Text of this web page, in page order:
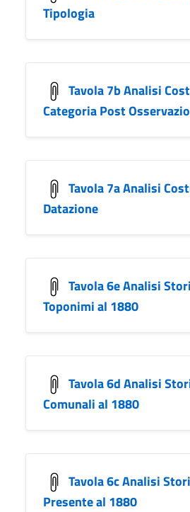
Tipologia
Tavola 7b Analisi
Categoria Post
Tavola 7a Analisi
Datazione
Tavola 6e Analisi
Toponimi al 1880
Tavola 6d Analisi
Comunali al 1880
Tavola 6c Analisi
Presente al 1880